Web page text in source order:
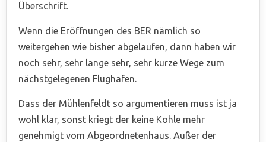
Überschrift.
Wenn die Eröffnungen des BER nämlich so
weitergehen wie bisher abgelaufen, dann haben wir
noch sehr, sehr lange sehr, sehr kurze Wege zum
nächstgelegenen Flughafen.
Dass der Mühlenfeldt so argumentieren muss ist ja
wohl klar, sonst kriegt der keine Kohle mehr
genehmigt vom Abgeordnetenhaus. Außer der